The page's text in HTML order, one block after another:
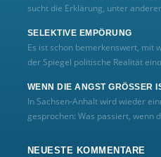
sucht die Erklärung, unter
SELEKTIVE EMPÖRUNG
Es ist schon bemerkenswert, mit
der Spiegel politische Realität
WENN DIE ANGST GRÖSSER
In Sachsen-Anhalt wird wieder
gesprochen: Was passiert, wenn
NEUESTE KOMMENTARE